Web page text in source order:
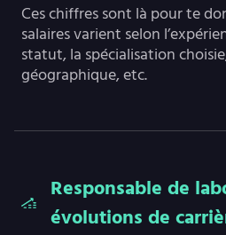
Ces chiffres sont là pour te
salaires varient selon
statut, la spécialisation
géographique, etc.
Responsable de
évolutions de